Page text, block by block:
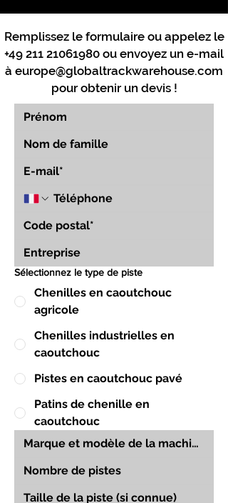
Remplissez le formulaire ou appelez le
+49 211 21061980 ou envoyez un e-mail
à europe@globaltrackwarehouse.com
pour obtenir un devis !
Sélectionnez le type de piste
Chenilles en caoutchouc
agricole
Chenilles industrielles en
caoutchouc
Pistes en caoutchouc pavé
Patins de chenille en
caoutchouc